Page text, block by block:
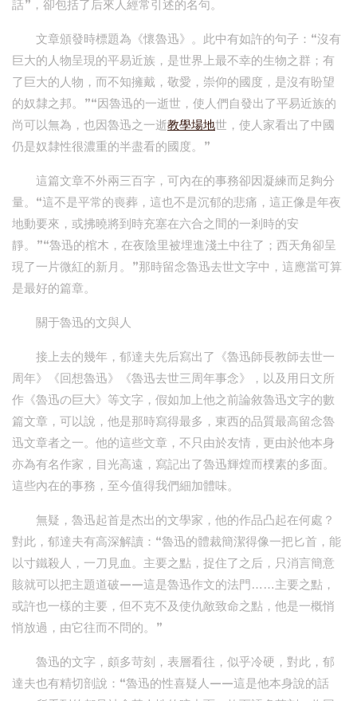
話”，卻包括了后來人經常引述的名句。
文章頒發時標題為《懷魯迅》。此中有如許的句子：“沒有
巨大的人物呈現的平易近族，是世界上最不幸的生物之群；有
了巨大的人物，而不知擁戴，敬愛，崇仰的國度，是沒有盼望
的奴隸之邦。”“因魯迅的一逝世，使人們自發出了平易近族的
尚可以無為，也因魯迅之一逝教學場地世，使人家看出了中國
仍是奴隸性很濃重的半盡看的國度。”
這篇文章不外兩三百字，可內在的事務卻因凝練而足夠分
量。“這不是平常的喪葬，這也不是沉郁的悲痛，這正像是年夜
地動要來，或拂曉將到時充塞在六合之間的一剎時的安
靜。”“魯迅的棺木，在夜陰里被埋進淺土中往了；西天角卻呈
現了一片微紅的新月。”那時留念魯迅去世文字中，這應當可算
是最好的篇章。
關于魯迅的文與人
接上去的幾年，郁達夫先后寫出了《魯迅師長教師去世一
周年》《回想魯迅》《魯迅去世三周年事念》，以及用日文所
作《魯迅の巨大》等文字，假如加上他之前論敘魯迅文字的數
篇文章，可以說，他是那時寫得最多，東西的品質最高留念魯
迅文章者之一。他的這些文章，不只由於友情，更由於他本身
亦為有名作家，目光高遠，寫記出了魯迅輝煌而樸素的多面。
這些內在的事務，至今值得我們細加體味。
無疑，魯迅起首是杰出的文學家，他的作品凸起在何處？
對此，郁達夫有高深解讀：“魯迅的體裁簡潔得像一把匕首，能
以寸鐵殺人，一刀見血。主要之點，捉住了之后，只消言簡意
賅就可以把主題道破——這是魯迅作文的法門……主要之點，
或許也一樣的主要，但不克不及使仇敵致命之點，他是一概悄
悄放過，由它往而不問的。”
魯迅的文字，頗多苛刻，表層看往，似乎冷硬，對此，郁
達夫也有精切剖說：“魯迅的性喜疑人——這是他本身說的話